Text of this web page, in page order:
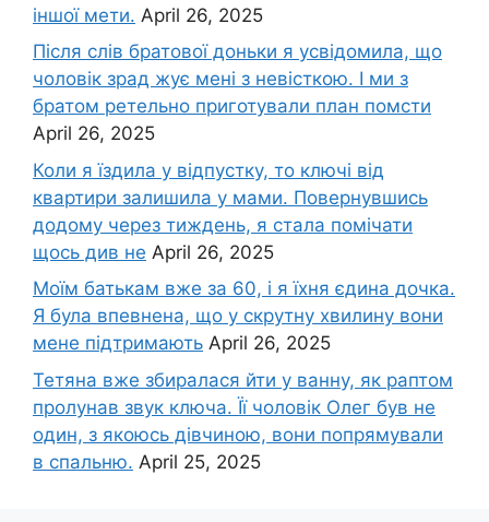
іншої мети. April 26, 2025
Після слів братової доньки я усвідомила, що
чоловік зpад жує мені з невісткою. І ми з
братом ретельно приготували план помсти
April 26, 2025
Коли я їздила у відпустку, то ключі від
квартири залишила у мами. Повернувшись
додому через тиждень, я стала помічати
щось див не April 26, 2025
Моїм батькам вже за 60, і я їхня єдина дочка.
Я була впевнена, що у скрутну хвилину вони
мене підтримають April 26, 2025
Тетяна вже збиралася йти у ванну, як раптом
пролунав звук ключа. Її чоловік Олег був не
один, з якоюсь дівчиною, вони попрямували
в спальню. April 25, 2025